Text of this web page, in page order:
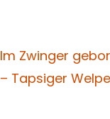
Im Zwinger
– Tapsiger